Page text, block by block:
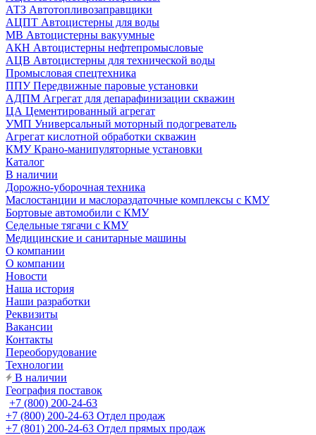
АТЗ Автотопливозаправщики
АЦПТ Автоцистерны для воды
МВ Автоцистерны вакуумные
АКН Автоцистерны нефтепромысловые
АЦВ Автоцистерны для технической воды
Промысловая спецтехника
ППУ Передвижные паровые установки
АДПМ Агрегат для депарафинизации скважин
ЦА Цементированный агрегат
УМП Универсальный моторный подогреватель
Агрегат кислотной обработки скважин
КМУ Крано-манипуляторные установки
Каталог
В наличии
Дорожно-уборочная техника
Маслостанции и маслораздаточные комплексы с КМУ
Бортовые автомобили с КМУ
Седельные тягачи с КМУ
Медицинские и санитарные машины
О компании
О компании
Новости
Наша история
Наши разработки
Реквизиты
Вакансии
Контакты
Переоборудование
Технологии
В наличии
География поставок
+7 (800) 200-24-63
+7 (800) 200-24-63 Отдел продаж
+7 (801) 200-24-63 Отдел прямых продаж